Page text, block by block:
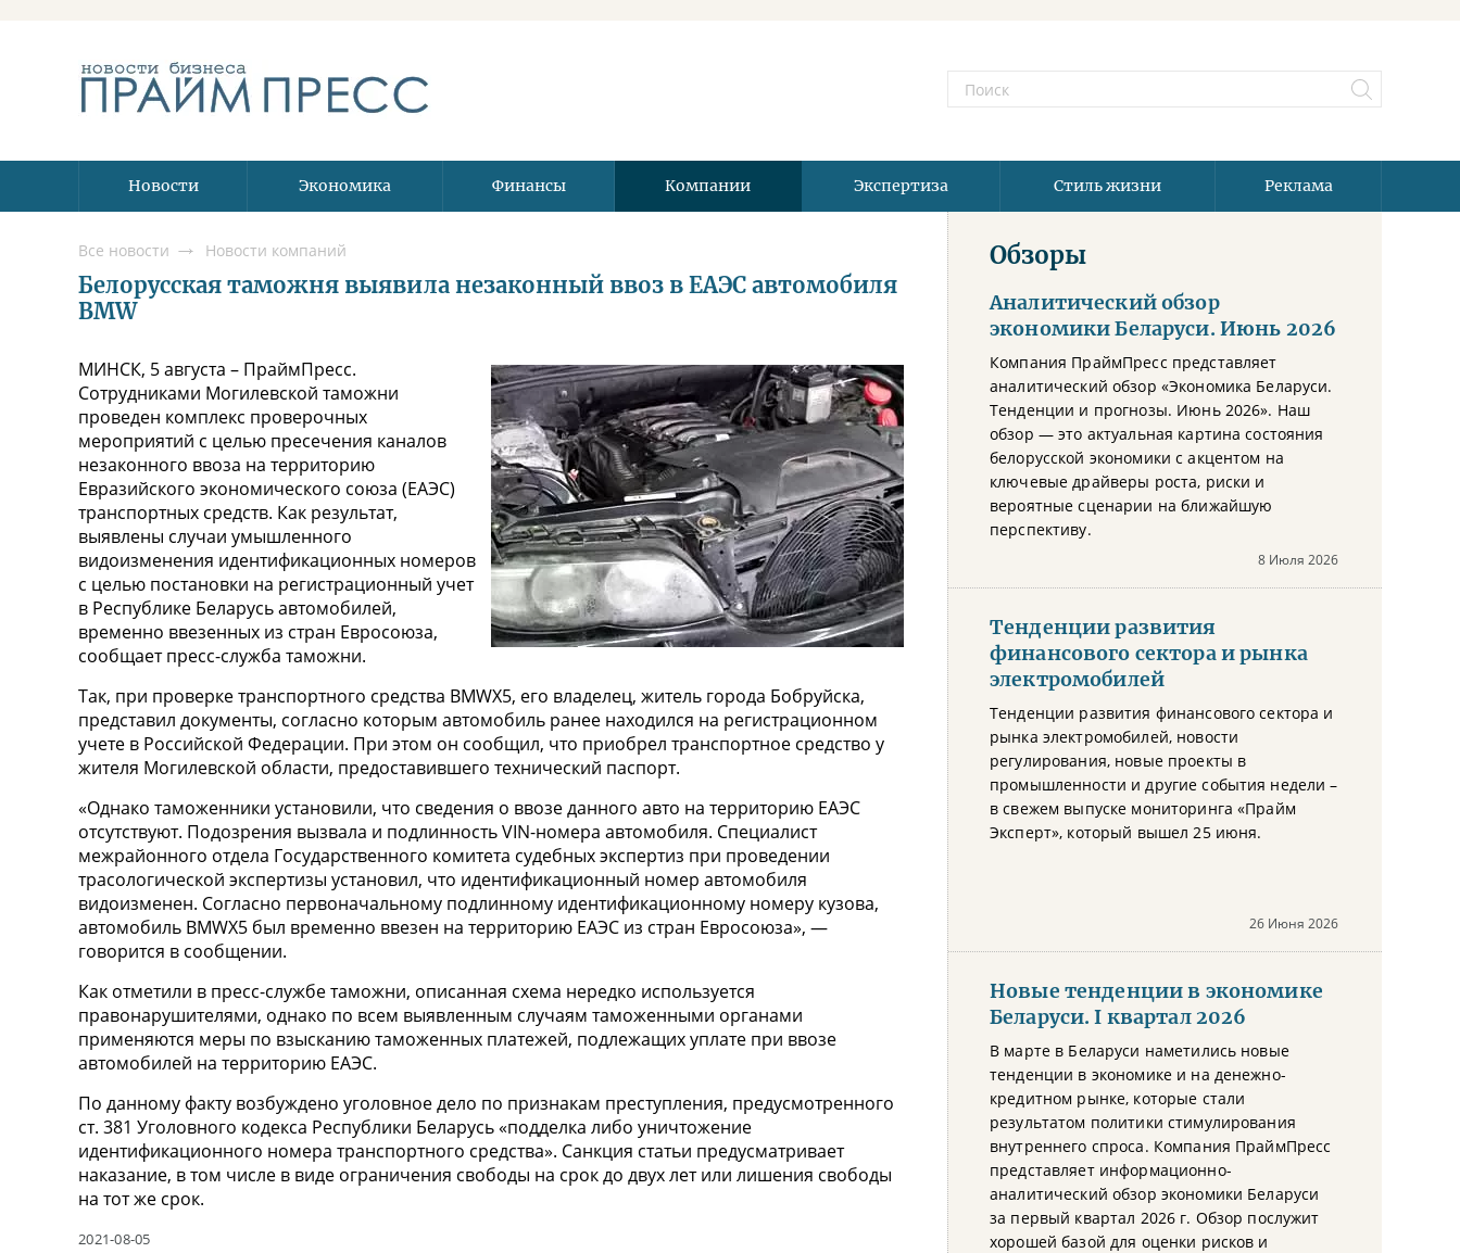
Новости Экономика Финансы Компании Экспертиза Стиль жизни Реклама
Все новости Новости компаний
Белорусская таможня выявила незаконный ввоз в ЕАЭС автомобиля
BMW
МИНСК, 5 августа – ПраймПресс.
Сотрудниками Могилевской таможни
проведен комплекс проверочных
мероприятий с целью пресечения каналов
незаконного ввоза на территорию
Евразийского экономического союза (ЕАЭС)
транспортных средств. Как результат,
выявлены случаи умышленного
видоизменения идентификационных номеров
с целью постановки на регистрационный учет
в Республике Беларусь автомобилей,
временно ввезенных из стран Евросоюза,
сообщает пресс-служба таможни.
Так, при проверке транспортного средства BMWX5, его владелец, житель города Бобруйска,
представил документы, согласно которым автомобиль ранее находился на регистрационном
учете в Российской Федерации. При этом он сообщил, что приобрел транспортное средство у
жителя Могилевской области, предоставившего технический паспорт.
«Однако таможенники установили, что сведения о ввозе данного авто на территорию ЕАЭС
отсутствуют. Подозрения вызвала и подлинность VIN-номера автомобиля. Специалист
межрайонного отдела Государственного комитета судебных экспертиз при проведении
трасологической экспертизы установил, что идентификационный номер автомобиля
видоизменен. Согласно первоначальному подлинному идентификационному номеру кузова,
автомобиль BMWX5 был временно ввезен на территорию ЕАЭС из стран Евросоюза», —
говорится в сообщении.
Как отметили в пресс-службе таможни, описанная схема нередко используется
правонарушителями, однако по всем выявленным случаям таможенными органами
применяются меры по взысканию таможенных платежей, подлежащих уплате при ввозе
автомобилей на территорию ЕАЭС.
По данному факту возбуждено уголовное дело по признакам преступления, предусмотренного
ст. 381 Уголовного кодекса Республики Беларусь «подделка либо уничтожение
идентификационного номера транспортного средства». Санкция статьи предусматривает
наказание, в том числе в виде ограничения свободы на срок до двух лет или лишения свободы
на тот же срок.
2021-08-05
Обзоры
Аналитический обзор
экономики Беларуси. Июнь 2026
Компания ПраймПресс представляет
аналитический обзор «Экономика Беларуси.
Тенденции и прогнозы. Июнь 2026». Наш
обзор — это актуальная картина состояния
белорусской экономики с акцентом на
ключевые драйверы роста, риски и
вероятные сценарии на ближайшую
перспективу.
8 Июля 2026
Тенденции развития
финансового сектора и рынка
электромобилей
Тенденции развития финансового сектора и
рынка электромобилей, новости
регулирования, новые проекты в
промышленности и другие события недели –
в свежем выпуске мониторинга «Прайм
Эксперт», который вышел 25 июня.
26 Июня 2026
Новые тенденции в экономике
Беларуси. I квартал 2026
В марте в Беларуси наметились новые
тенденции в экономике и на денежно-
кредитном рынке, которые стали
результатом политики стимулирования
внутреннего спроса. Компания ПраймПресс
представляет информационно-
аналитический обзор экономики Беларуси
за первый квартал 2026 г. Обзор послужит
хорошей базой для оценки рисков и